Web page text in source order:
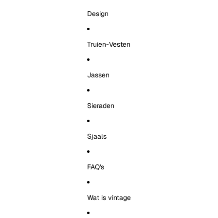
Design
Truien-Vesten
Jassen
Sieraden
Sjaals
FAQ's
Wat is vintage